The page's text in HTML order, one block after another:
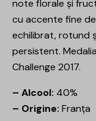
note florale și
cu accente fine
echilibrat, rotund
persistent.
Challenge 2017.
– Alcool: 40%
– Origine: Franța